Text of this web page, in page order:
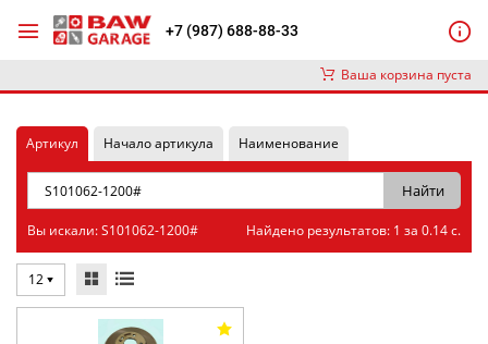
+7 (987) 688-88-33
Ваша корзина пуста
Артикул Начало артикула Наименование
Вы искали: S101062-1200# Найдено результатов: 1 за 0.14 с.
12